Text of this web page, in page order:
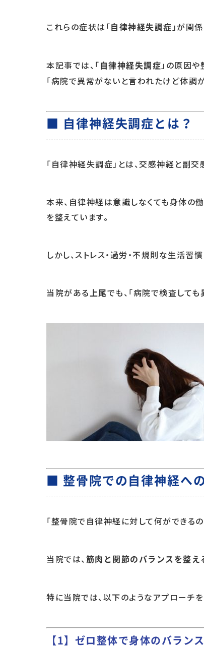
これらの症状は「自律神経失調症 」が関
本記事では、「 自律神経失調症 」の原因
「病院で異常がないと言われたけど体調
■ 自律神経失調症とは？
「自律神経失調症」とは、交感神経と副
本来、自律神経は意識しなくても身体の
を整えています。
しかし、ストレス・過労・不規則な生活
当院がある 上尾でも、「病院で検査して
■ 整骨院での自律神経へ
「整骨院で自律神経に対して何ができるの
当院では、 筋肉と関節のバランスを整
特に当院では、以下のようなアプローチ
【1】ゼロ整体で身体のバラン